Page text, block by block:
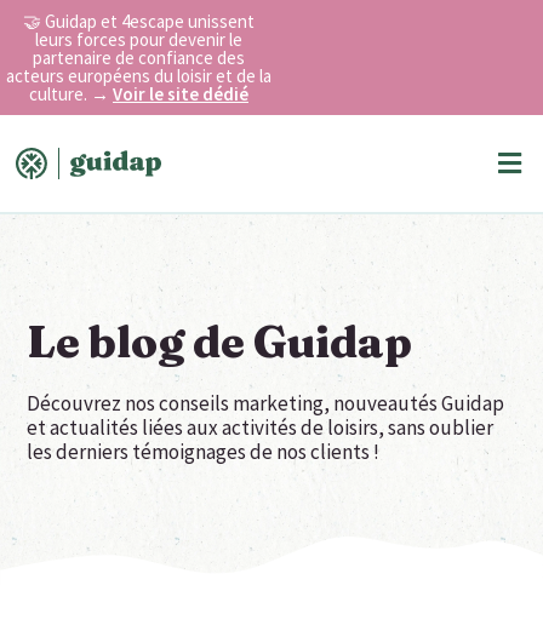
Aller
contenu
🤝 Guidap et 4escape unissent
leurs forces pour devenir le
partenaire de confiance des
acteurs européens du loisir et de la
culture. → Voir le site dédié
Le blog de Guidap
Découvrez nos conseils marketing, nouveautés Guidap
et actualités liées aux activités de loisirs, sans oublier
les derniers témoignages de nos clients !